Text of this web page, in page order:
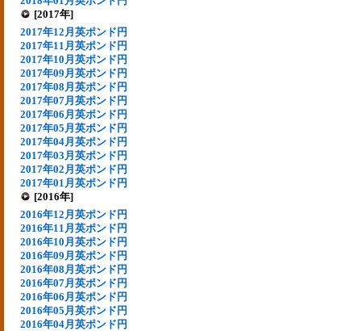
[2017年]
2017年12月英ポンド円
2017年11月英ポンド円
2017年10月英ポンド円
2017年09月英ポンド円
2017年08月英ポンド円
2017年07月英ポンド円
2017年06月英ポンド円
2017年05月英ポンド円
2017年04月英ポンド円
2017年03月英ポンド円
2017年02月英ポンド円
2017年01月英ポンド円
[2016年]
2016年12月英ポンド円
2016年11月英ポンド円
2016年10月英ポンド円
2016年09月英ポンド円
2016年08月英ポンド円
2016年07月英ポンド円
2016年06月英ポンド円
2016年05月英ポンド円
2016年04月英ポンド円